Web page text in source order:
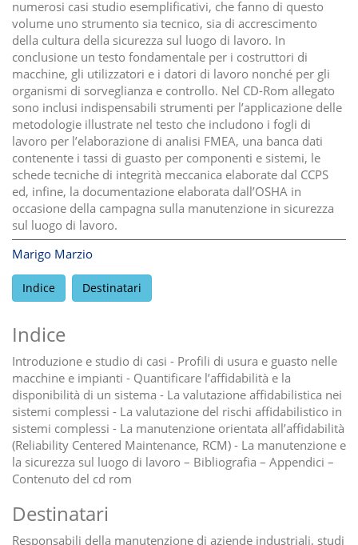
numerosi casi studio esemplificativi, che fanno di questo
volume uno strumento sia tecnico, sia di accrescimento
della cultura della sicurezza sul luogo di lavoro. In
conclusione un testo fondamentale per i costruttori di
macchine, gli utilizzatori e i datori di lavoro nonché per gli
organismi di sorveglianza e controllo. Nel CD-Rom allegato
sono inclusi indispensabili strumenti per l’applicazione delle
metodologie illustrate nel testo che includono i fogli di
lavoro per l’elaborazione di analisi FMEA, una banca dati
contenente i tassi di guasto per componenti e sistemi, le
schede tecniche di integrità meccanica elaborate dal CCPS
ed, infine, la documentazione elaborata dall’OSHA in
occasione della campagna sulla manutenzione in sicurezza
sul luogo di lavoro.
Marigo Marzio
Indice Destinatari
Indice
Introduzione e studio di casi - Profili di usura e guasto nelle
macchine e impianti - Quantificare l’affidabilità e la
disponibilità di un sistema - La valutazione affidabilistica nei
sistemi complessi - La valutazione del rischi affidabilistico in
sistemi complessi - La manutenzione orientata all’affidabilità
(Reliability Centered Maintenance, RCM) - La manutenzione e
la sicurezza sul luogo di lavoro – Bibliografia – Appendici –
Contenuto del cd rom
Destinatari
Responsabili della manutenzione di aziende industriali, studi